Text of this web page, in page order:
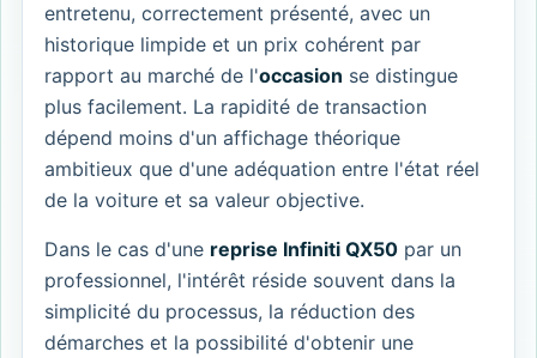
entretenu, correctement présenté, avec un
historique limpide et un prix cohérent par
rapport au marché de l'occasion se distingue
plus facilement. La rapidité de transaction
dépend moins d'un affichage théorique
ambitieux que d'une adéquation entre l'état réel
de la voiture et sa valeur objective.
Dans le cas d'une reprise Infiniti QX50 par un
professionnel, l'intérêt réside souvent dans la
simplicité du processus, la réduction des
démarches et la possibilité d'obtenir une